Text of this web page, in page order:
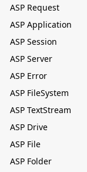
ASP Request
ASP Application
ASP Session
ASP Server
ASP Error
ASP FileSystem
ASP TextStream
ASP Drive
ASP File
ASP Folder